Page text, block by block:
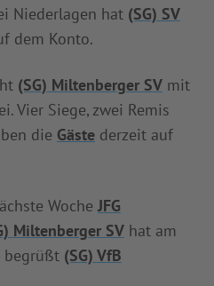
Niederlagen hat (SG) SV
dem Konto.
(SG) Miltenberger SV mit
Vier Siege, zwei Remis
die Gäste derzeit auf
Woche JFG
Miltenberger SV hat am
begrüßt (SG) VfB